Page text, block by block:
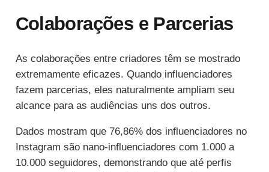
Colaborações e Parcerias
As colaborações entre criadores têm se mostrado
extremamente eficazes. Quando influenciadores
fazem parcerias, eles naturalmente ampliam seu
alcance para as audiências uns dos outros.
Dados mostram que 76,86% dos influenciadores no
Instagram são nano-influenciadores com 1.000 a
10.000 seguidores, demonstrando que até perfis